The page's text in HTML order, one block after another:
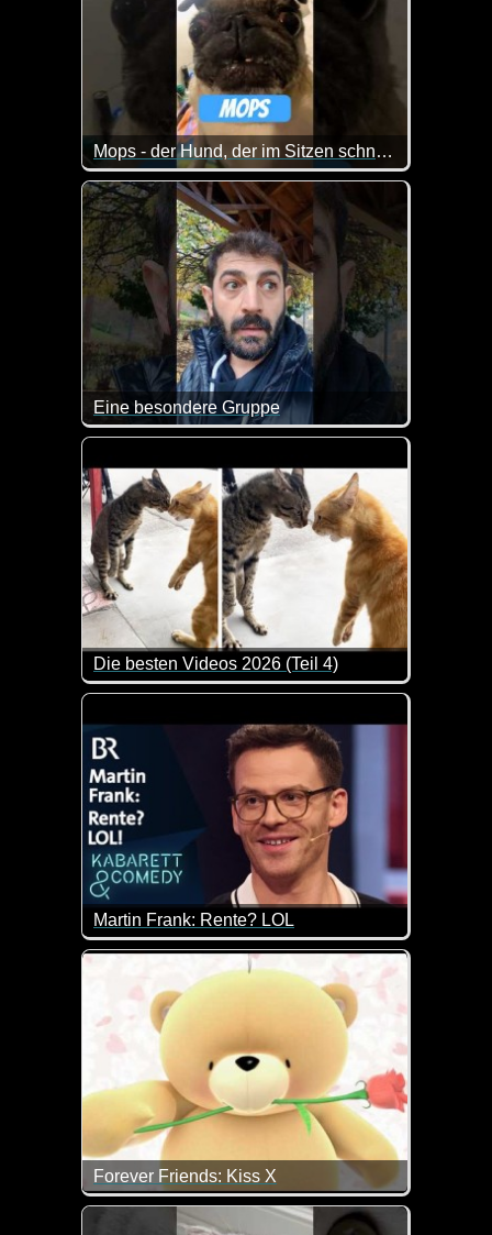
Mops - der Hund, der im Sitzen schnarcht
Der Mops ist der Superstar unter den Kleinhunden
Mit einem Gesicht wie ein zerknautschtes Kissen
Eine besondere Gruppe
Wenn man diese Polonaise sieht, kann man
Die besten Videos 2026 (Teil 4)
Eine tolle Zusammenstellung von lustigen
Martin Frank: Rente? LOL
Er spricht uns hier wohl allen aus der Seele. Die
Forever Friends: Kiss X
Zum Weltknuddeltag gibt es heute einen dicken